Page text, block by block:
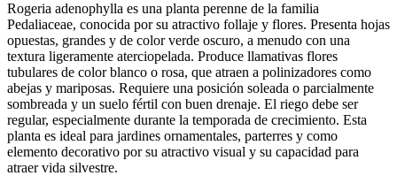
Rogeria adenophylla es una planta perenne de la familia
Pedaliaceae, conocida por su atractivo follaje y flores. Presenta hojas
opuestas, grandes y de color verde oscuro, a menudo con una
textura ligeramente aterciopelada. Produce llamativas flores
tubulares de color blanco o rosa, que atraen a polinizadores como
abejas y mariposas. Requiere una posición soleada o parcialmente
sombreada y un suelo fértil con buen drenaje. El riego debe ser
regular, especialmente durante la temporada de crecimiento. Esta
planta es ideal para jardines ornamentales, parterres y como
elemento decorativo por su atractivo visual y su capacidad para
atraer vida silvestre.